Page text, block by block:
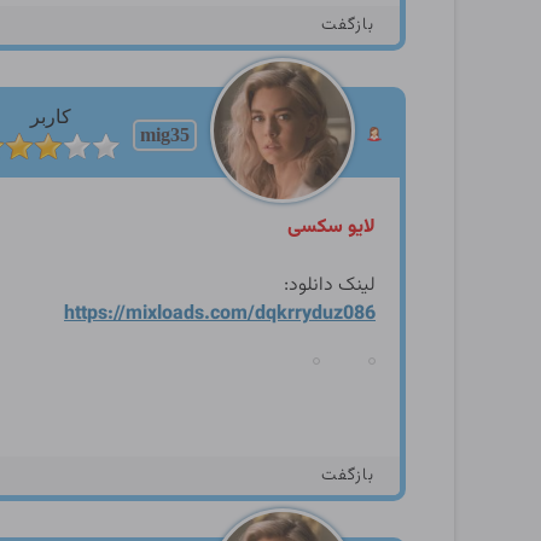
بازگفت
mig35
کاربر
لایو سکسی
لینک دانلود:
https://mixloads.com/dqkrryduz086
بازگفت